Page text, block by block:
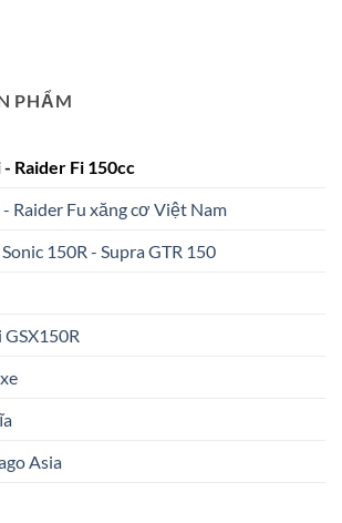
PHẨM
Raider Fi 150cc
- Raider Fu xăng cơ Việt Nam
150R - Supra GTR 150
GSX150R
Asia